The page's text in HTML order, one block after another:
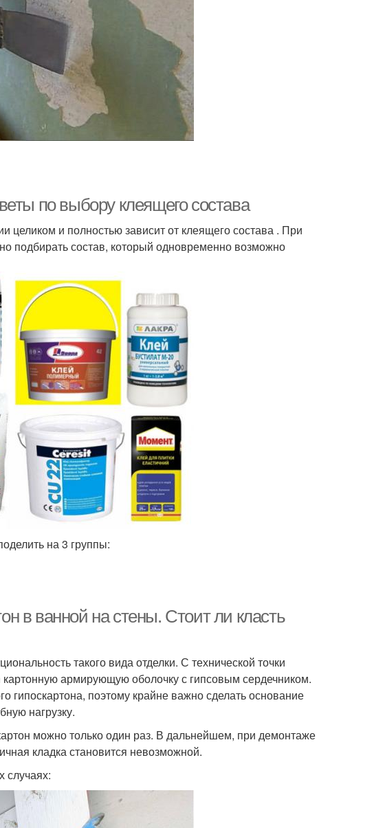
по выбору клеящего состава
целиком и полностью зависит от клеящего состава . При
подбирать состав, который одновременно возможно
на 3 группы:
в ванной на стены. Стоит ли класть
такого вида отделки. С технической точки
армирующую оболочку с гипсовым сердечником.
гипоскартона, поэтому крайне важно сделать основание
нагрузку.
можно только один раз. В дальнейшем, при демонтаже
кладка становится невозможной.
случаях: